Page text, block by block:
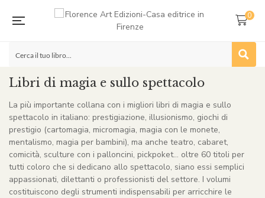
0
Libri di magia e sullo spettacolo
La più importante collana con i migliori libri di magia e sullo
spettacolo in italiano: prestigiazione, illusionismo, giochi di
prestigio (cartomagia, micromagia, magia con le monete,
mentalismo, magia per bambini), ma anche teatro, cabaret,
comicità, sculture con i palloncini, pickpoket… oltre 60 titoli per
tutti coloro che si dedicano allo spettacolo, siano essi semplici
appassionati, dilettanti o professionisti del settore. I volumi
costituiscono degli strumenti indispensabili per arricchire le